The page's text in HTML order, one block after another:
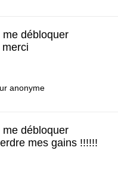
débloquer
anonyme
débloquer
mes gains !!!!!!